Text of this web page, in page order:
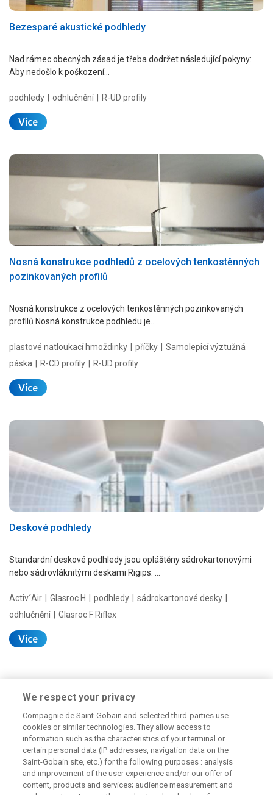
Bezesparé akustické podhledy
Nad rámec obecných zásad je třeba dodržet následující pokyny:
Aby nedošlo k poškození…
podhledy odhlučnění R-UD profily
Více
Nosná konstrukce podhledů z ocelových tenkostěnných
pozinkovaných profilů
Nosná konstrukce z ocelových tenkostěnných pozinkovaných
profilů Nosná konstrukce podhledu je…
plastové natloukací hmoždinky příčky
Samolepicí výztužná
páska
R-CD profily R-UD profily
Více
Deskové podhledy
Standardní deskové podhledy jsou opláštěny sádrokartonovými
nebo sádrovláknitými deskami Rigips. …
Activ´Air Glasroc H podhledy
sádrokartonové desky
odhlučnění
Glasroc F Riflex
Více
Potřebujete poradit?
Máte dotaz k našim produktům, či jejich využití v
konstrukcích? Neváhejte nás kontaktovat.
We respect your privacy
Compagnie de Saint-Gobain and selected third-parties use
cookies or similar technologies. They allow access to
information such as the characteristics of your terminal or
certain personal data (IP addresses, navigation data on the
Saint-Gobain site, etc.) for the following purposes : analysis
and improvement of the user experience and/or our offer of
content, products and services; audience measurement and